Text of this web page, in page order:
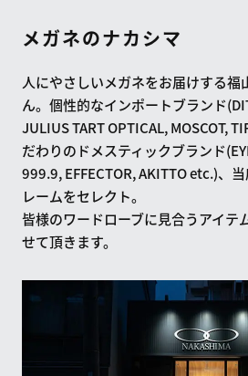
メガネのナカシマ
人にやさしいメガネをお届けする福
ん。個性的なインポートブランド
JULIUS TART OPTICAL, MOSCOT,
だわりのドメスティックブランド
999.9, EFFECTOR, AKITTO etc.)、
レームをセレクト。
皆様のワードローブに見合うアイテ
せて頂きます。